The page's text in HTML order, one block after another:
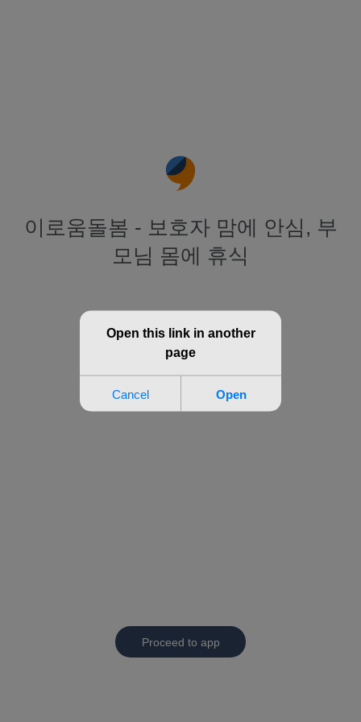
이로움돌봄 - 보호자 맘에 안심, 부
모님 몸에 휴식
Proceed to app